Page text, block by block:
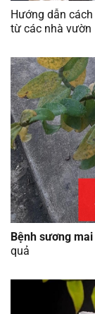
Hướng dẫn cách
từ các nhà vườn
Bệnh sương mai
quả